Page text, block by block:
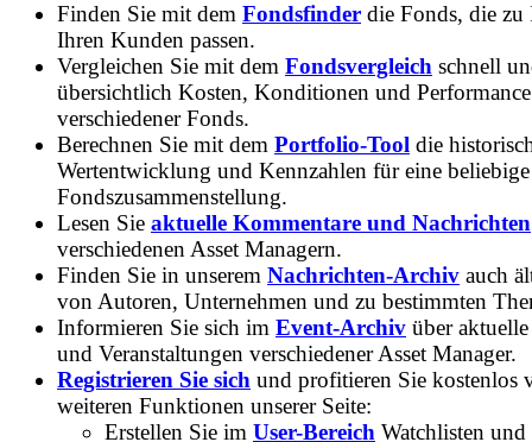
Finden Sie mit dem Fondsfinder die Fonds, die zu
Ihren Kunden passen.
Vergleichen Sie mit dem Fondsvergleich schnell
übersichtlich Kosten, Konditionen und Performance
verschiedener Fonds.
Berechnen Sie mit dem Portfolio-Tool die
Wertentwicklung und Kennzahlen für eine beliebige
Fondszusammenstellung.
Lesen Sie aktuelle Kommentare und Nachrichten
verschiedenen Asset Managern.
Finden Sie in unserem Nachrichten-Archiv auch
von Autoren, Unternehmen und zu bestimmten
Informieren Sie sich im Event-Archiv über
und Veranstaltungen verschiedener Asset Manager.
Registrieren Sie sich und profitieren Sie kostenlos
weiteren Funktionen unserer Seite:
Erstellen Sie im User-Bereich Watchlisten und